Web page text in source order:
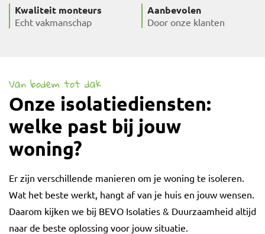
Kwaliteit monteurs
Echt vakmanschap
Aanbevolen
Door onze klanten
Van bodem tot dak
Onze isolatiediensten:
welke past bij jouw
woning?
Er zijn verschillende manieren om je woning te isoleren.
Wat het beste werkt, hangt af van je huis en jouw wensen.
Daarom kijken we bij BEVO Isolaties & Duurzaamheid altijd
naar de beste oplossing voor jouw situatie.